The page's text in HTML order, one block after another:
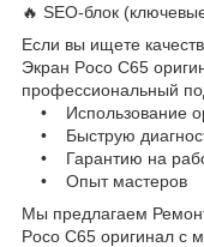
🔥 SEO-блок
Если вы ищете
Экран Poco C65
профессиональный
• Использование
• Быструю
• Гарантию на
• Опыт мастеров
Мы предлагаем
Poco C65 оригинал с